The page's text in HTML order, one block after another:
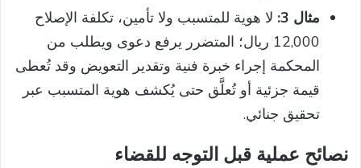
مثال 3:
لا هوية للمتسبب ولا تأمين، تكلفة الإصلاح
12,000 ريال؛ المتضرر يرفع دعوى ويطلب من
المحكمة إجراء خبرة فنية وتقدير التعويض وقد تُعطى
قيمة جزئية أو تُعلَّق حتى يُكشف هوية المتسبب عبر
تحقيق جنائي.
نصائح عملية قبل التوجه للقضاء